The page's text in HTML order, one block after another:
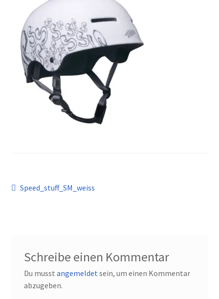
Versandarten
Widerrufsbelehrung
Zahlungsarten
Kontakt
Beitragsnavigation
Vorheriger
Speed_stuff_SM_weiss
Schreibe einen Kommentar
Du musst angemeldetsein, um einen Kommentar
abzugeben.